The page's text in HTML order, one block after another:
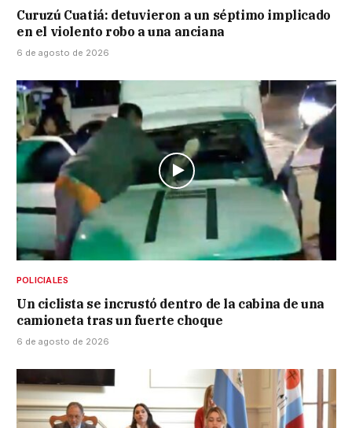
Curuzú Cuatiá: detuvieron a un séptimo implicado
en el violento robo a una anciana
6 de agosto de 2026
POLICIALES
Un ciclista se incrustó dentro de la cabina de una
camioneta tras un fuerte choque
6 de agosto de 2026